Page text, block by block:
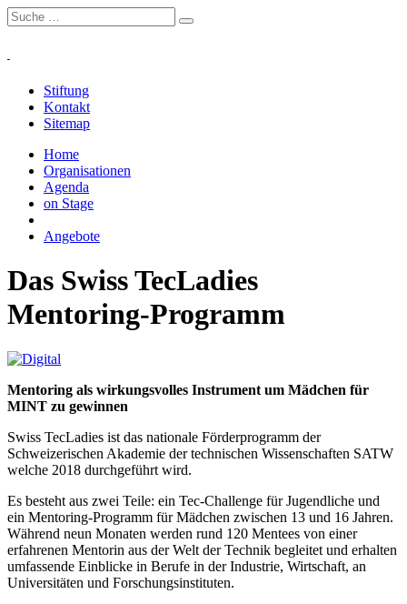
Stiftung
Kontakt
Sitemap
Home
Organisationen
Agenda
on Stage
Angebote
Das Swiss TecLadies
Mentoring-Programm
Mentoring als wirkungsvolles Instrument um Mädchen für
MINT zu gewinnen
Swiss TecLadies ist das nationale Förderprogramm der
Schweizerischen Akademie der technischen Wissenschaften SATW
welche 2018 durchgeführt wird.
Es besteht aus zwei Teile: ein Tec-Challenge für Jugendliche und
ein Mentoring-Programm für Mädchen zwischen 13 und 16 Jahren.
Während neun Monaten werden rund 120 Mentees von einer
erfahrenen Mentorin aus der Welt der Technik begleitet und erhalten
umfassende Einblicke in Berufe in der Industrie, Wirtschaft, an
Universitäten und Forschungsinstituten.